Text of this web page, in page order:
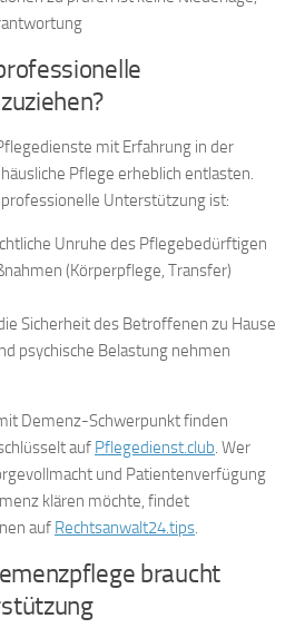
mit Erfahrung in der
Pflege erheblich entlasten.
Unterstützung ist:
Unruhe des Pflegebedürftigen
(Körperpflege, Transfer)
Sicherheit des Betroffenen zu Hause
psychische Belastung nehmen
Demenz-Schwerpunkt finden
auf Pflegedienst.club. Wer
und Patientenverfügung
klären möchte, findet
auf Rechtsanwalt24.tips.
braucht